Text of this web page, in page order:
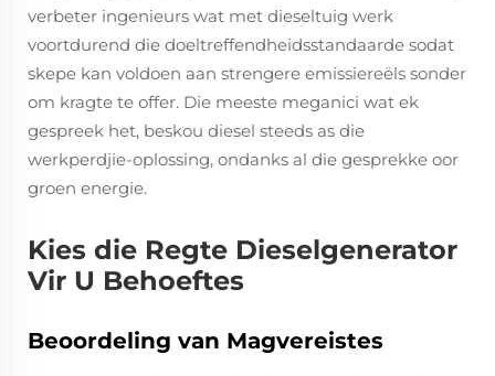
verbeter ingenieurs wat met dieseltuig werk
voortdurend die doeltreffendheidsstandaarde sodat
skepe kan voldoen aan strengere emissiereëls sonder
om kragte te offer. Die meeste meganici wat ek
gespreek het, beskou diesel steeds as die
werkperdjie-oplossing, ondanks al die gesprekke oor
groen energie.
Kies die Regte Dieselgenerator
Vir U Behoeftes
Beoordeling van Magvereistes